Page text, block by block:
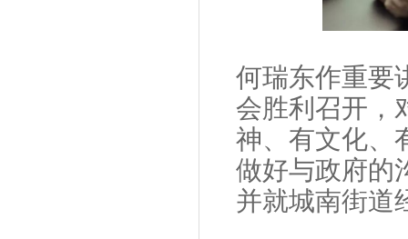
何瑞东作重要
会胜利召开，
神、有文化、
做好与政府的
并就城南街道